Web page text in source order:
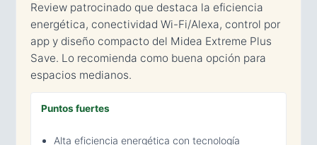
Review patrocinado que destaca la eficiencia
energética, conectividad Wi-Fi/Alexa, control por
app y diseño compacto del Midea Extreme Plus
Save. Lo recomienda como buena opción para
espacios medianos.
Puntos fuertes
Alta eficiencia energética con tecnología